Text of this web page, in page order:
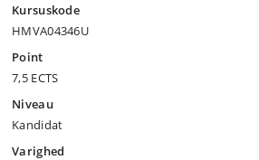
Kursuskode
HMVA04346U
Point
7,5 ECTS
Niveau
Kandidat
Varighed